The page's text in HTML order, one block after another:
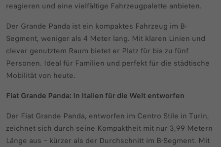
reagieren und eine vielfältige Fahrzeugpalette anbieten.
Der Grande Panda ist ein kompaktes Fahrzeug im B-
Segment, weniger als 4 Meter lang. Mit klaren Linien und
clever genutztem Raum bietet er Platz für bis zu fünf
Personen. Ideal für Familien und perfekt für die städtische
Mobilität von heute.
Fiat Grande Panda: In Italien für die Welt entworfen
Der Fiat Grande Panda, entworfen im Centro Stile in Turin,
zeichnet sich durch seine Kompaktheit mit nur 3,99 Metern
Länge aus – kürzer als der Durchschnitt im B-Segment. Mit